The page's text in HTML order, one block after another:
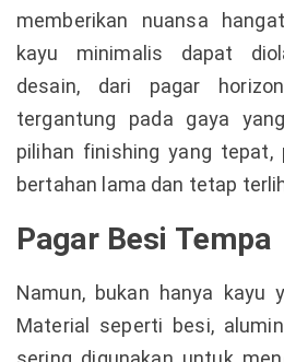
memberikan nuansa
kayu minimalis dapat
desain, dari pagar
tergantung pada gaya
pilihan finishing yang tepat,
bertahan lama dan tetap
Pagar Besi Tempa
Namun, bukan hanya kayu
Material seperti besi,